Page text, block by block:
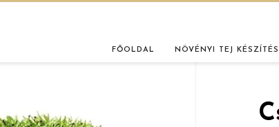
FŐOLDAL NÖVÉNYI TEJ KÉSZÍTÉS